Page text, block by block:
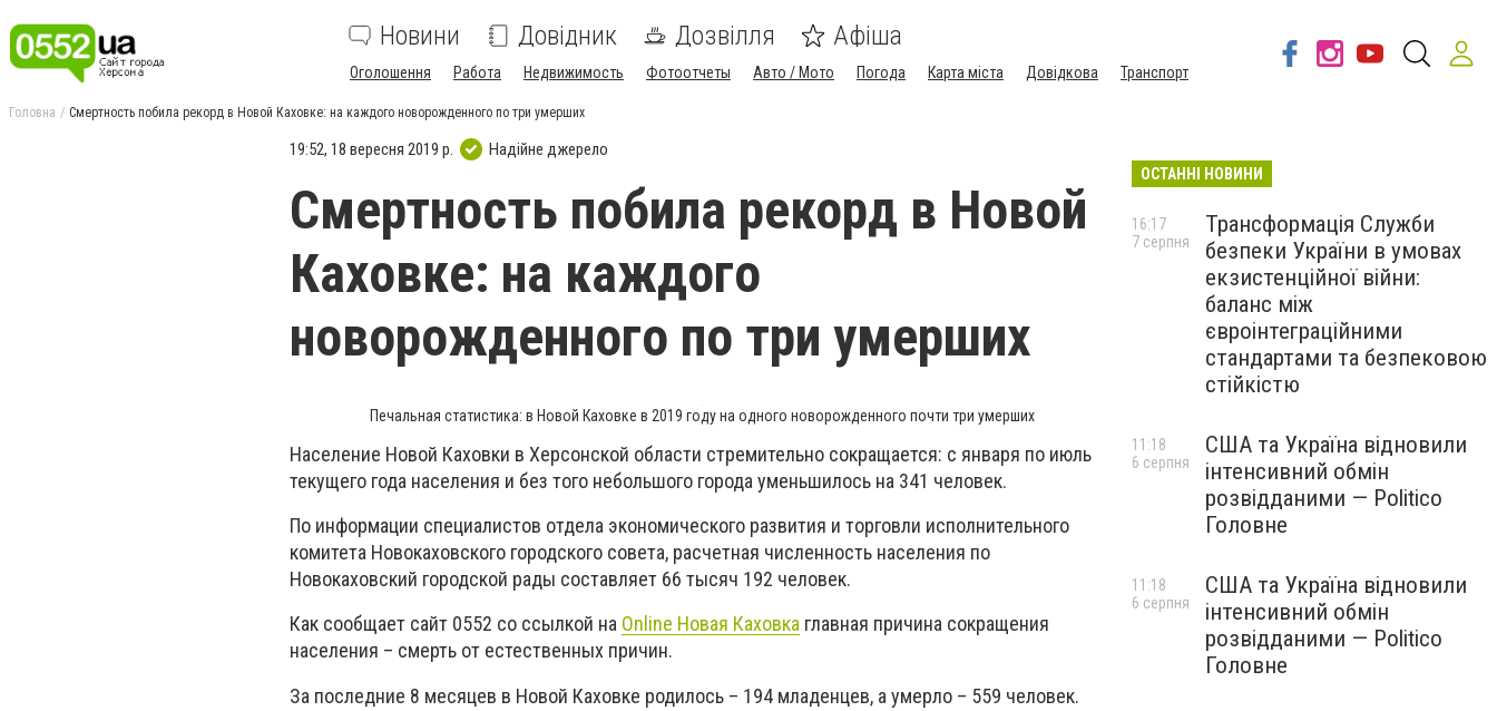
Новини Довідник Дозвілля Афіша
Оголошення Работа Недвижимость Фотоотчеты Авто / Мото Погода Карта міста Довідкова Транспорт
Головна Смертность побила рекорд в Новой Каховке: на каждого новорожденного по три умерших
19:52, 18 вересня 2019 р. Надійне джерело
Смертность побила рекорд в Новой
Каховке: на каждого
новорожденного по три умерших
Печальная статистика: в Новой Каховке в 2019 году на одного новорожденного почти три умерших
Население Новой Каховки в Херсонской области стремительно сокращается: с января по июль
текущего года населения и без того небольшого города уменьшилось на 341 человек.
По информации специалистов отдела экономического развития и торговли исполнительного
комитета Новокаховского городского совета, расчетная численность населения по
Новокаховский городской рады составляет 66 тысяч 192 человек.
Как сообщает сайт 0552 со ссылкой на Online Новая Каховка главная причина сокращения
населения – смерть от естественных причин.
За последние 8 месяцев в Новой Каховке родилось – 194 младенцев, а умерло – 559 человек.
ОСТАННІ НОВИНИ
Трансформація Служби
безпеки України в умовах
екзистенційної війни:
баланс між
євроінтеграційними
стандартами та безпековою
стійкістю
16:17
7 серпня
США та Україна відновили
інтенсивний обмін
розвідданими — Politico
Головне
11:18
6 серпня
США та Україна відновили
інтенсивний обмін
розвідданими — Politico
Головне
11:18
6 серпня